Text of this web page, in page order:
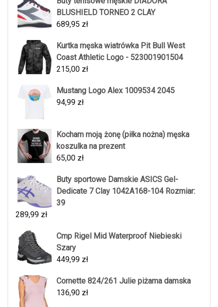
BLUSHIELD TORNEO 2 CLAY
689,95 zł
Kurtka męska wiatrówka Pit Bull West
Coast Athletic Logo - 523001901504
215,00 zł
Mustang Logo Alex 1009534 2045
94,99 zł
Kocham moją żonę (piłka nożna) męska
koszulka na prezent
65,00 zł
Buty sportowe Damskie ASICS Gel-
Dedicate 7 Clay 1042A168-104 Rozmiar:
39
289,99 zł
Cmp Rigel Mid Waterproof Niebieski
Szary
449,99 zł
Cornette 824/261 Julie piżama damska
136,90 zł